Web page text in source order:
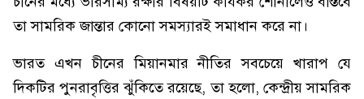
তা সামরিক জান্তার কোনো সমস্যারই সমাধান করে না।
ভারত এখন চীনের মিয়ানমার নীতির সবচেয়ে খারাপ যে
দিকটির পুনরাবৃত্তির ঝুঁকিতে রয়েছে, তা হলো, কেন্দ্রীয় সামরিক